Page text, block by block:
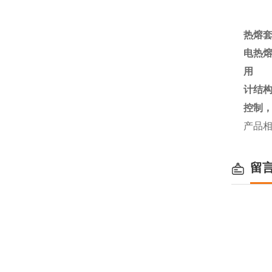
热熔套
电热
用
计结
控制
产品
留